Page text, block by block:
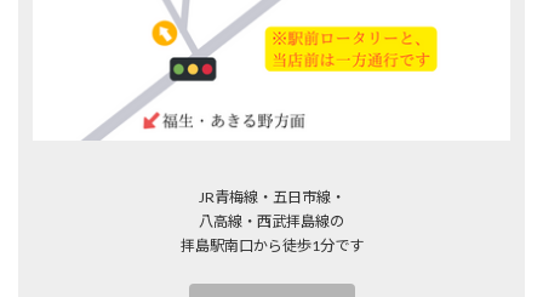
JR青梅線・五日市線・
八高線・西武拝島線の
拝島駅南口から徒歩1分です